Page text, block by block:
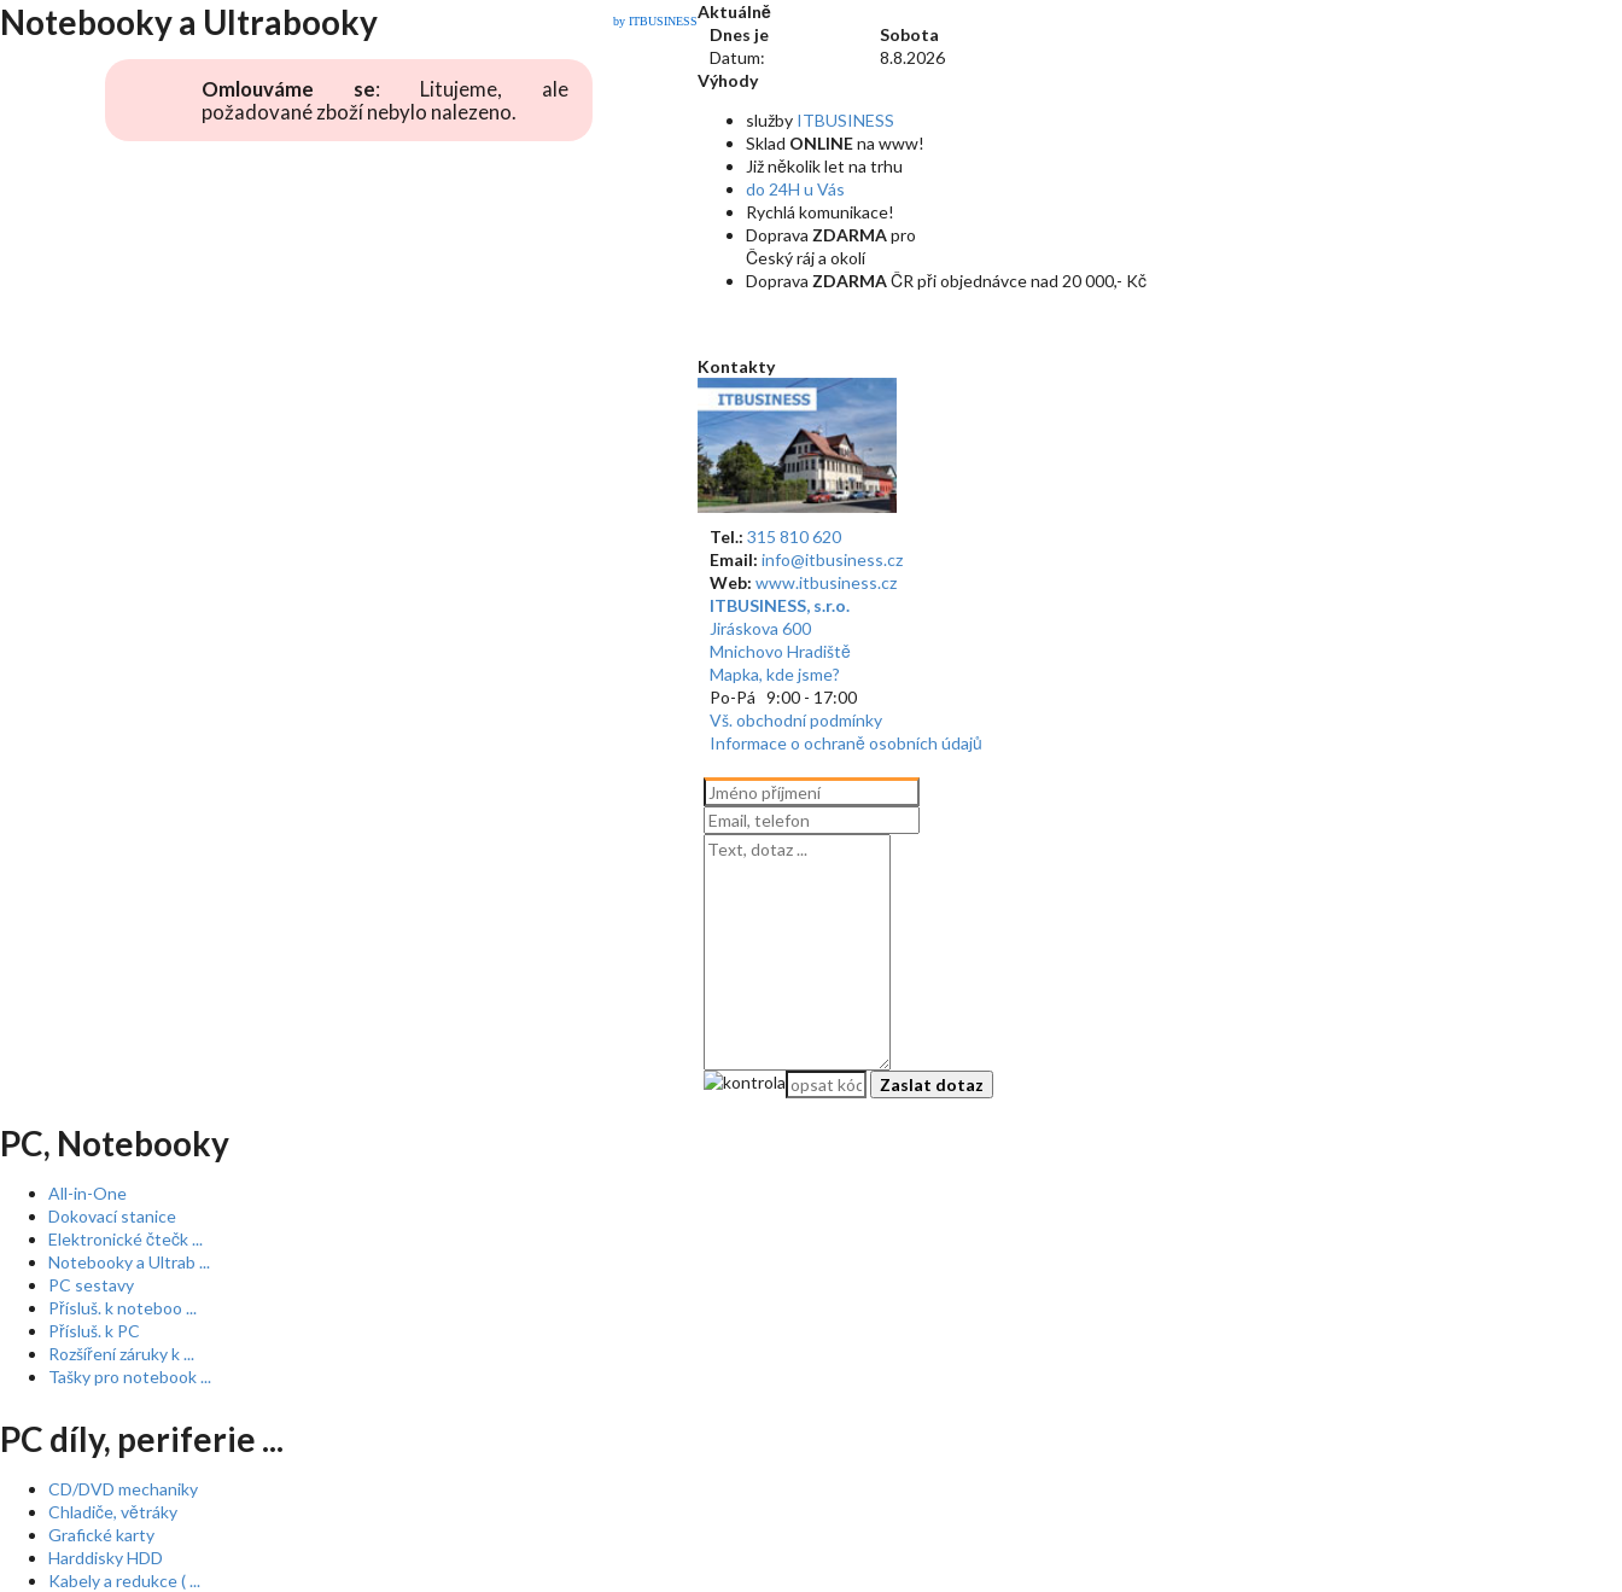
Notebooky a Ultrabooky by ITBUSINESS
Omlouváme se: Litujeme, ale
požadované zboží nebylo nalezeno.
Aktuálně
Dnes je
Sobota
Datum:
8.8.2026
Výhody
služby ITBUSINESS
Sklad ONLINEna www!
Již několik let na trhu
do 24H u Vás
Rychlá komunikace!
Doprava ZDARMApro
Český ráj a okolí
Doprava ZDARMAČR při objednávce nad 20 000,- Kč
Kontakty
Tel.: 315 810 620
Email: info@itbusiness.cz
Web: www.itbusiness.cz
ITBUSINESS, s.r.o.
Jiráskova 600
Mnichovo Hradiště
Mapka, kde jsme?
Po-Pá 9:00 - 17:00
Vš. obchodní podmínky
Informace o ochraně osobních údajů
PC, Notebooky
All-in-One
Dokovací stanice
Elektronické čtečk ...
Notebooky a Ultrab ...
PC sestavy
Přísluš. k noteboo ...
Přísluš. k PC
Rozšíření záruky k ...
Tašky pro notebook ...
PC díly, periferie ...
CD/DVD mechaniky
Chladiče, větráky
Grafické karty
Harddisky HDD
Kabely a redukce ( ...